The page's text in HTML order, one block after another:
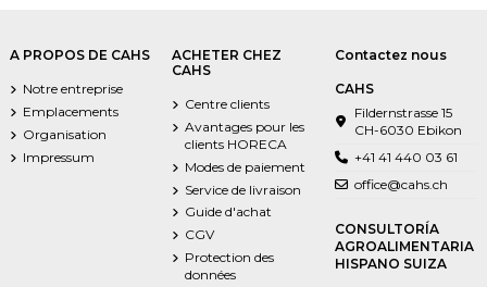
A PROPOS DE CAHS
Notre entreprise
Emplacements
Organisation
Impressum
ACHETER CHEZ
CAHS
Centre clients
Avantages pour les
clients HORECA
Modes de paiement
Service de livraison
Guide d'achat
CGV
Protection des
données
Contactez nous
CAHS
Fildernstrasse 15
CH-6030 Ebikon
+41 41 440 03 61
office@cahs.ch
CONSULTORÍA
AGROALIMENTARIA
HISPANO SUIZA